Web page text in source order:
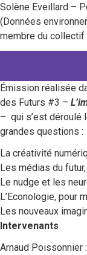
Solène Eveillard –
(Données
membre du collectif
Émission réalisée
des Futurs #3 –
– qui s’est déroulé
grandes questions :
La créativité
Les médias du
Le nudge et les
L’Econologie, pour
Les nouveaux
Intervenants
Arnaud Poissonnier